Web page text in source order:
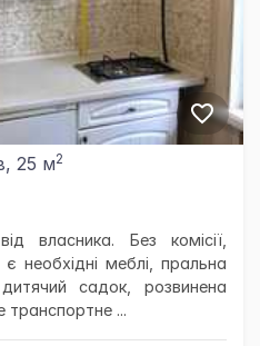
25 м2
власника. Без комісії,
необхідні меблі, пральна
садок, розвинена
транспортне ...